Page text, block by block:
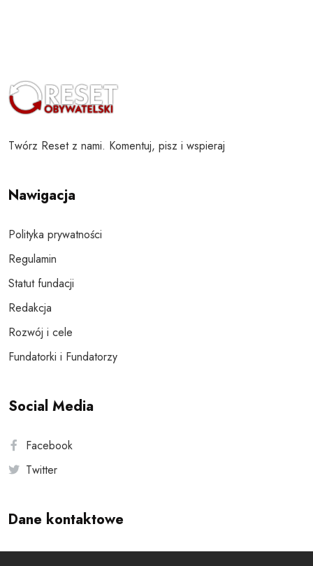
Twórz Reset z nami. Komentuj, pisz i wspieraj
Nawigacja
Polityka prywatności
Regulamin
Statut fundacji
Redakcja
Rozwój i cele
Fundatorki i Fundatorzy
Social Media
Facebook
Twitter
Dane kontaktowe